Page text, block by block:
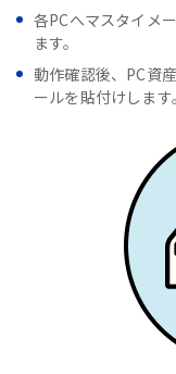
各PCへマスタイメ
ます。
動作確認後、PC資
ールを貼付けします。